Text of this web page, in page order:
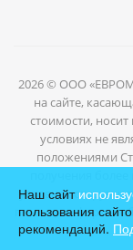
2026 © ООО
на сайте,
стоимости,
условиях не
положениями
условиях отгрузки
помощью формы
Наш сайт
пользования
рекомендаций.